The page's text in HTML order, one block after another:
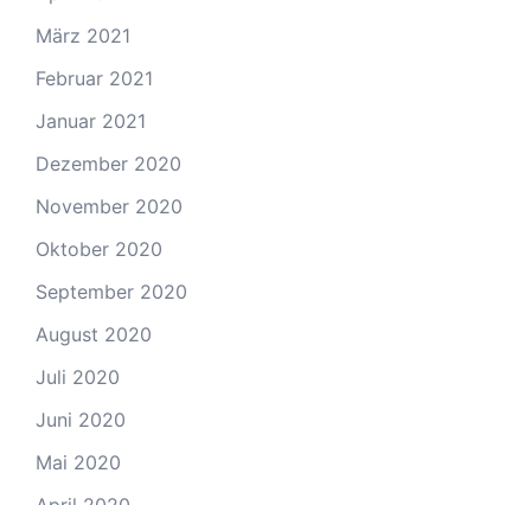
März 2021
Februar 2021
Januar 2021
Dezember 2020
November 2020
Oktober 2020
September 2020
August 2020
Juli 2020
Juni 2020
Mai 2020